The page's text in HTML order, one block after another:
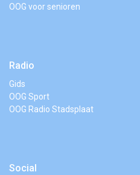
OOG voor senioren
Radio
Gids
OOG Sport
OOG Radio Stadsplaat
Social